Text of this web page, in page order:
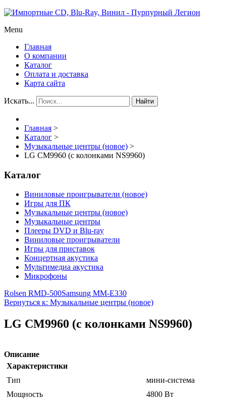
Menu
Главная
О компании
Каталог
Оплата и доставка
Карта сайта
Искать... Найти
Главная >
Каталог >
Музыкальные центры (новое) >
LG CM9960 (с колонками NS9960)
Каталог
Виниловые проигрыватели (новое)
Игры для ПК
Музыкальные центры (новое)
Музыкальные центры
Плееры DVD и Blu-ray
Виниловые проигрыватели
Игры для приставок
Концертная акустика
Мультимедиа акустика
Микрофоны
Rolsen RMD-500Samsung MM-E330
Вернуться к: Музыкальные центры (новое)
LG CM9960 (с колонками NS9960)
Описание
Характеристики
Тип
мини-система
Мощность
4800 Вт